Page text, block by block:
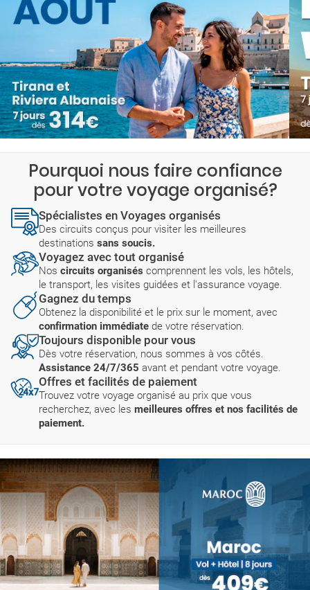
Pourquoi nous faire confiance
pour votre voyage organisé?
Spécialistes en Voyages organisés
Des circuits conçus pour visiter les meilleures
destinations sans soucis.
Voyagez avec tout organisé
Nos circuits organisés comprennent les vols, les hôtels,
le transport, les visites guidées et l'assurance voyage.
Gagnez du temps
Obtenez la disponibilité et le prix sur le moment, avec
confirmation immédiate de votre réservation.
Toujours disponible pour vous
Dès votre réservation, nous sommes à vos côtés.
Assistance 24/7/365 avant et pendant votre voyage.
Offres et facilités de paiement
Trouvez votre voyage organisé au prix que vous
recherchez, avec les meilleures offres et nos facilités de
paiement.